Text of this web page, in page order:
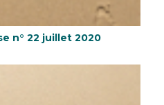
n° 22 juillet 2020